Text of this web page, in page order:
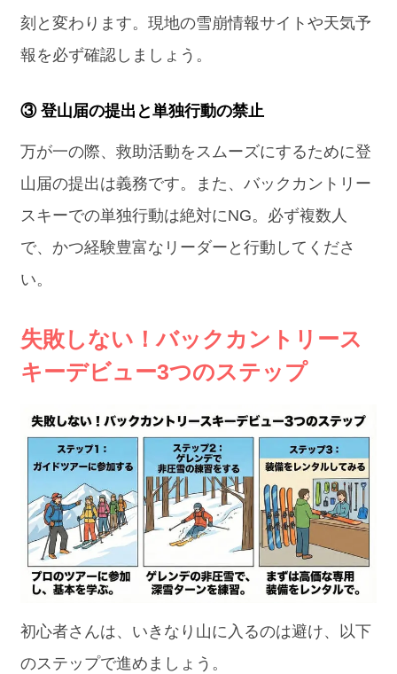
刻と変わります。現地の雪崩情報サイトや天気予
報を必ず確認しましょう。
③ 登山届の提出と単独行動の禁止
万が一の際、救助活動をスムーズにするために登
山届の提出は義務です。また、バックカントリー
スキーでの単独行動は絶対にNG。必ず複数人
で、かつ経験豊富なリーダーと行動してくださ
い。
失敗しない！バックカントリース
キーデビュー3つのステップ
初心者さんは、いきなり山に入るのは避け、以下
のステップで進めましょう。